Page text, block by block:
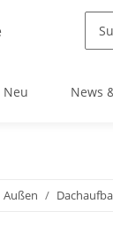
Neu News
Außen